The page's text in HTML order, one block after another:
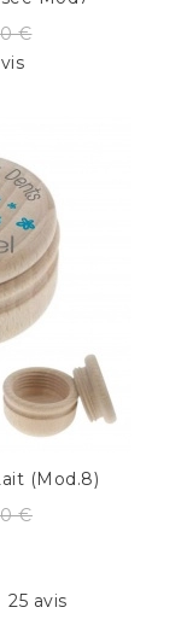
€
(mod.8)
€
25 avis